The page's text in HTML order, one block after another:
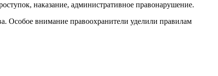
наказание, административное правонарушение.
Особое внимание правоохранители уделили правилам